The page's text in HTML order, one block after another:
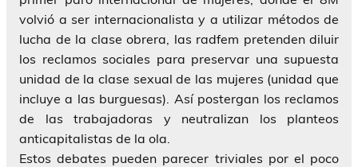
volvió a ser internacionalista y a utilizar métodos de
lucha de la clase obrera, las radfem pretenden diluir
los reclamos sociales para preservar una supuesta
unidad de la clase sexual de las mujeres (unidad que
incluye a las burguesas). Así postergan los reclamos
de las trabajadoras y neutralizan los planteos
anticapitalistas de la ola.
Estos debates pueden parecer triviales por el poco